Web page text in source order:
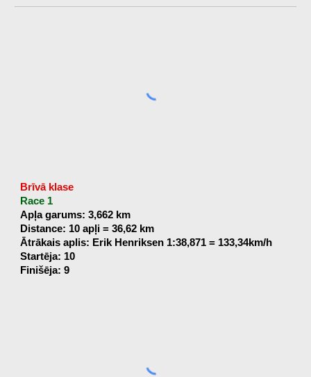
Brīvā klase
Race 1
Apļa garums: 3,662 km
Distance: 10 apļi = 36,62 km
Ātrākais aplis: Erik Henriksen 1:38,871 = 133,34km/h
Startēja: 10
Finišēja: 9